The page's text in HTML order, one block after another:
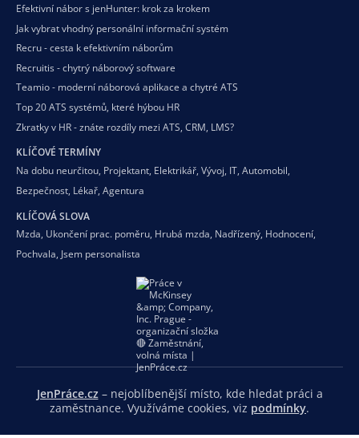
Efektivní nábor s jenHunter: krok za krokem
Jak vybrat vhodný personální informační systém
Recru - cesta k efektivním náborům
Recruitis - chytrý náborový software
Teamio - moderní náborová aplikace a chytré ATS
Top 20 ATS systémů, které hýbou HR
Zkratky v HR - znáte rozdíly mezi ATS, CRM, LMS?
KLÍČOVÉ TERMÍNY
Na dobu neurčitou, Projektant, Elektrikář, Vývoj, IT, Automobil,
Bezpečnost, Lékař, Agentura
KLÍČOVÁ SLOVA
Mzda, Ukončení prac. poměru, Hrubá mzda, Nadřízený, Hodnocení,
Pochvala, Jsem personalista
JenPráce.cz – nejoblíbenější místo, kde hledat práci a
zaměstnance. Využíváme cookies, viz podmínky.